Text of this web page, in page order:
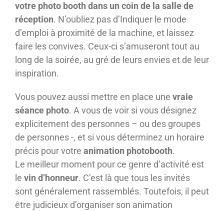
votre photo booth dans un coin de la salle de
réception. N’oubliez pas d’Indiquer le mode
d’emploi à proximité de la machine, et laissez
faire les convives. Ceux-ci s’amuseront tout au
long de la soirée, au gré de leurs envies et de leur
inspiration.
Vous pouvez aussi mettre en place une vraie
séance photo. A vous de voir si vous désignez
explicitement des personnes – ou des groupes
de personnes -, et si vous déterminez un horaire
précis pour votre animation photobooth.
Le meilleur moment pour ce genre d’activité est
le vin d’honneur. C’est là que tous les invités
sont généralement rassemblés. Toutefois, il peut
être judicieux d’organiser son animation